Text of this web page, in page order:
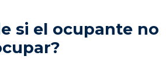
si el ocupante no